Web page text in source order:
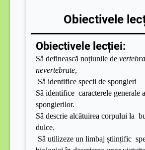
Obiectivele
Obiectivele lecției:
Sǎ definească noțiunile de
nevertebrate,
Sǎ identifice specii de spongieri
Sǎ identifice caracterele generale
spongierilor.
Sǎ descrie alcătuirea corpului la
dulce.
Sǎ utilizeze un limbaj științific